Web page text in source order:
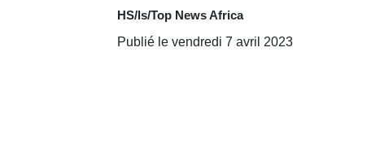
HS/ls/Top News Africa
Publié le vendredi 7 avril 2023